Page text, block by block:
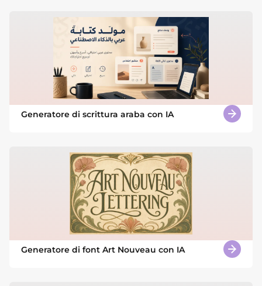
Generatore di scrittura araba con IA
Generatore di font Art Nouveau con IA